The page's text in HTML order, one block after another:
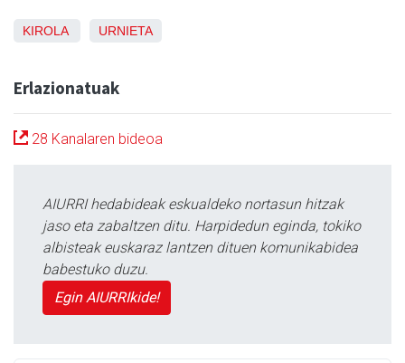
KIROLA URNIETA
Erlazionatuak
28 Kanalaren bideoa
AIURRI hedabideak eskualdeko nortasun hitzak
jaso eta zabaltzen ditu. Harpidedun eginda, tokiko
albisteak euskaraz lantzen dituen komunikabidea
babestuko duzu.
Egin AIURRIkide!